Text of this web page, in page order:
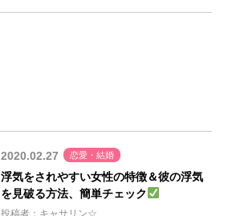
2020.02.27 恋愛・結婚
浮気をされやすい女性の特徴＆彼の浮気
を見破る方法、簡単チェック
投稿者：キャサリン☆